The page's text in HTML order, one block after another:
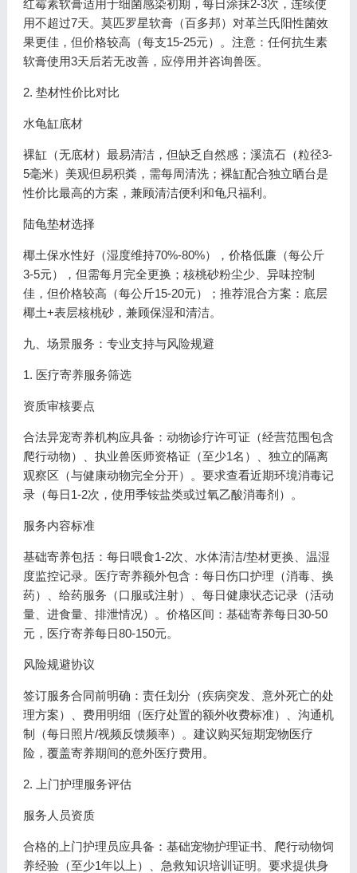
红霉素软膏适用于细菌感染初期，每日涂抹2-3次，连续使
用不超过7天。莫匹罗星软膏（百多邦）对革兰氏阳性菌效
果更佳，但价格较高（每支15-25元）。注意：任何抗生素
软膏使用3天后若无改善，应停用并咨询兽医。
2. 垫材性价比对比
水龟缸底材
裸缸（无底材）最易清洁，但缺乏自然感；溪流石（粒径3-
5毫米）美观但易积粪，需每周清洗；裸缸配合独立晒台是
性价比最高的方案，兼顾清洁便利和龟只福利。
陆龟垫材选择
椰土保水性好（湿度维持70%-80%），价格低廉（每公斤
3-5元），但需每月完全更换；核桃砂粉尘少、异味控制
佳，但价格较高（每公斤15-20元）；推荐混合方案：底层
椰土+表层核桃砂，兼顾保湿和清洁。
九、场景服务：专业支持与风险规避
1. 医疗寄养服务筛选
资质审核要点
合法异宠寄养机构应具备：动物诊疗许可证（经营范围包含
爬行动物）、执业兽医师资格证（至少1名）、独立的隔离
观察区（与健康动物完全分开）。要求查看近期环境消毒记
录（每日1-2次，使用季铵盐类或过氧乙酸消毒剂）。
服务内容标准
基础寄养包括：每日喂食1-2次、水体清洁/垫材更换、温湿
度监控记录。医疗寄养额外包含：每日伤口护理（消毒、换
药）、给药服务（口服或注射）、每日健康状态记录（活动
量、进食量、排泄情况）。价格区间：基础寄养每日30-50
元，医疗寄养每日80-150元。
风险规避协议
签订服务合同前明确：责任划分（疾病突发、意外死亡的处
理方案）、费用明细（医疗处置的额外收费标准）、沟通机
制（每日照片/视频反馈频率）。建议购买短期宠物医疗
险，覆盖寄养期间的意外医疗费用。
2. 上门护理服务评估
服务人员资质
合格的上门护理员应具备：基础宠物护理证书、爬行动物饲
养经验（至少1年以上）、急救知识培训证明。要求提供身